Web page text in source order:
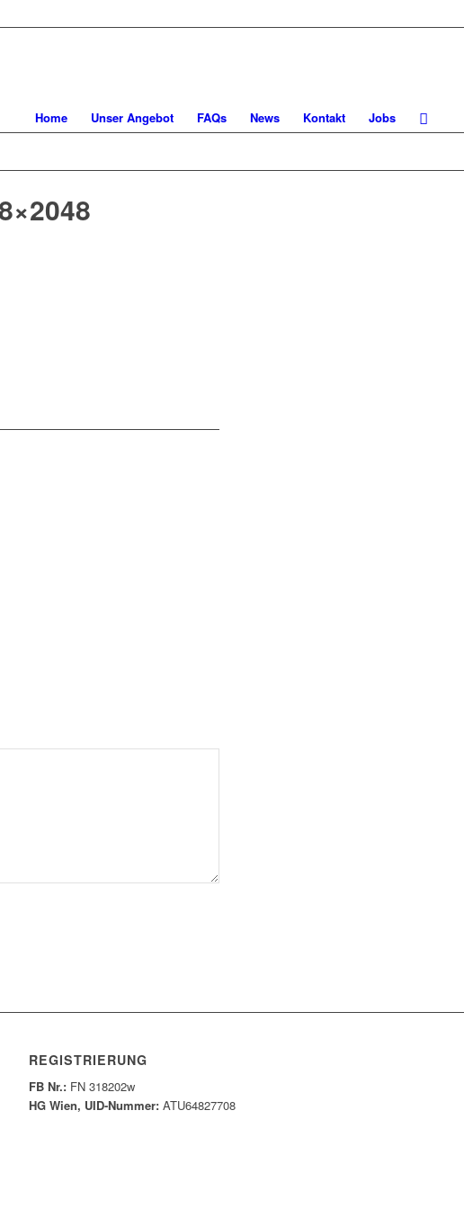
Home Unser Angebot FAQs News Kontakt Jobs
REGISTRIERUNG
FB Nr.: FN 318202w
HG Wien, UID-Nummer: ATU64827708